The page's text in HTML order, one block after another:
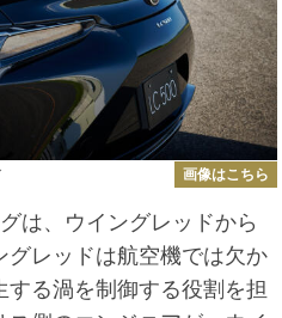
画像はこちら
は、ウイングレッドから
レッドは航空機では欠か
る渦を制御する役割を担